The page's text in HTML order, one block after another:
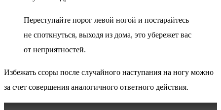
Переступайте порог левой ногой и постарайтесь
не споткнуться, выходя из дома, это убережет вас
от неприятностей.
Избежать ссоры после случайного наступания на ногу можно
за счет совершения аналогичного ответного действия.